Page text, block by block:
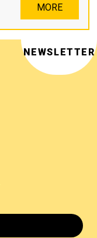
MORE
NEWSLETTER